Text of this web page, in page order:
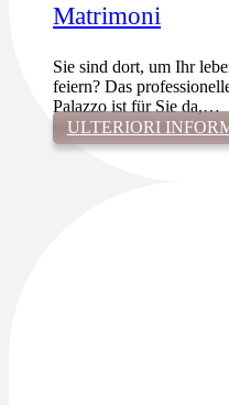
Matrimoni
Sie sind dort, um Ihr
feiern? Das
Palazzo ist für Sie da,…
ULTERIORI